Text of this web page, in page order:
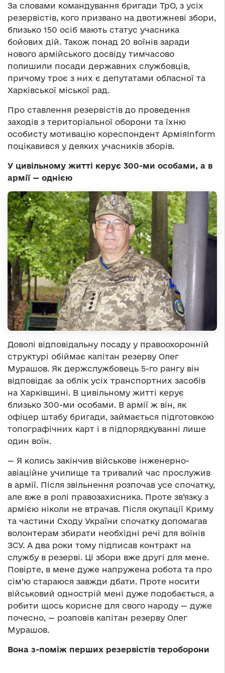
За словами командування бригади ТрО, з усіх
резервістів, кого призвано на двотижневі збори,
близько 150 осіб мають статус учасника
бойових дій. Також понад 20 воїнів заради
нового армійського досвіду тимчасово
полишили посади державних службовців,
причому троє з них є депутатами обласної та
Харківської міської рад.
Про ставлення резервістів до проведення
заходів з територіальної оборони та їхню
особисту мотивацію кореспондент АрміяInform
поцікавився у деяких учасників зборів.
У цивільному житті керує 300-ми особами, а в
армії — однією
Доволі відповідальну посаду у правоохоронній
структурі обіймає капітан резерву Олег
Мурашов. Як держслужбовець 5-го рангу він
відповідає за облік усіх транспортних засобів
на Харківщині. В цивільному житті керує
близько 300-ми особами. В армії ж він, як
офіцер штабу бригади, займається підготовкою
топографічних карт і в підпорядкуванні лише
один воїн.
— Я колись закінчив військове інженерно-
авіаційне училище та тривалий час прослужив
в армії. Після звільнення розпочав усе спочатку,
але вже в ролі правозахисника. Проте зв’язку з
армією ніколи не втрачав. Після окупації Криму
та частини Сходу України спочатку допомагав
волонтерам збирати необхідні речі для воїнів
ЗСУ. А два роки тому підписав контракт на
службу в резерві. Ці збори вже другі для мене.
Повірте, в мене дуже напружена робота та про
сім’ю стараюся завжди дбати. Проте носити
військовий однострій мені дуже подобається, а
робити щось корисне для свого народу — дуже
почесно, — розповів капітан резерву Олег
Мурашов.
Вона з-поміж перших резервістів тероборони